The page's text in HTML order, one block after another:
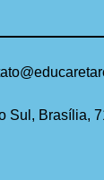
Sul, Brasília,